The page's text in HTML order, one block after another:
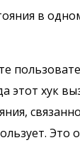
в
этот хук
Это